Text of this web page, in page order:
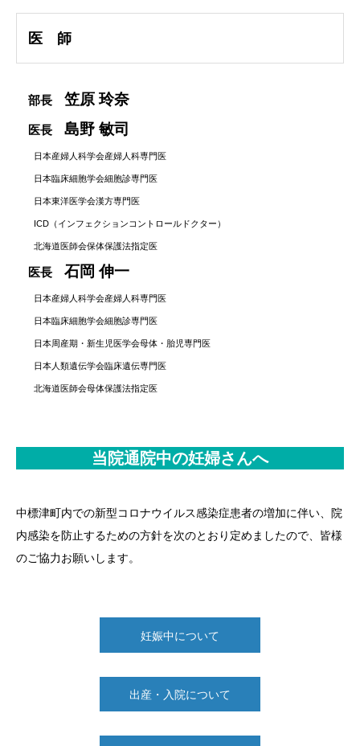
医 師
部長 笠原 玲奈
医長 島野 敏司
日本産婦人科学会産婦人科専門医
日本臨床細胞学会細胞診専門医
日本東洋医学会漢方専門医
ICD（インフェクションコントロールドクター）
北海道医師会保体保護法指定医
医長 石岡 伸一
日本産婦人科学会産婦人科専門医
日本臨床細胞学会細胞診専門医
日本周産期・新生児医学会母体・胎児専門医
日本人類遺伝学会臨床遺伝専門医
北海道医師会母体保護法指定医
当院通院中の妊婦さんへ
中標津町内での新型コロナウイルス感染症患者の増加に伴い、院
内感染を防止するための方針を次のとおり定めましたので、皆様
のご協力お願いします。
妊娠中について
出産・入院について